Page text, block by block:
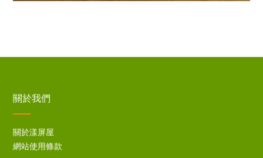
關於我們
關於漾屏屋
網站使用條款